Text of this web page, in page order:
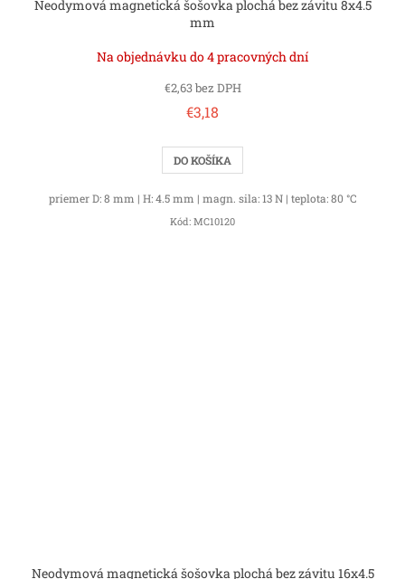
Neodymová magnetická šošovka plochá bez závitu 8x4.5
mm
Na objednávku do 4 pracovných dní
€2,63 bez DPH
€3,18
DO KOŠÍKA
priemer D: 8 mm | H: 4.5 mm | magn. sila: 13 N | teplota: 80 °C
Kód: MC10120
Neodymová magnetická šošovka plochá bez závitu 16x4.5